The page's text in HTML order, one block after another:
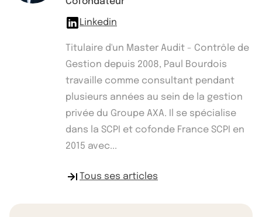
Linkedin
Titulaire d'un Master Audit - Contrôle de
Gestion depuis 2008, Paul Bourdois
travaille comme consultant pendant
plusieurs années au sein de la gestion
privée du Groupe AXA. Il se spécialise
dans la SCPI et cofonde France SCPI en
2015 avec...
Tous ses articles